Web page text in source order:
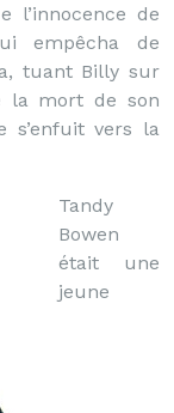
l’innocence de
empêcha de
tuant Billy sur
la mort de son
s’enfuit vers la
Tandy
Bowen
était une
jeune